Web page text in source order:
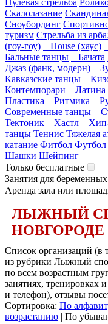
Пулевая стрельба
Скалолазание
Сноубординг
туризм Стрельба из
(гоу-гоу)
House (хаус)
Бальные танцы
Бачата
Джаз (фанк, модерн)
Кавказские танцы
Контемпорари
Латина
Пластика
Ритмика
Современные танцы
Тектоник
Хастл
танцы Теннис Тяжелая
катание Фитбол Футбол
Шашки Шейпинг
Только бесплатные
Занятия для беременных
Аренда зала или
ЛЫЖНЫЙ
НОВГОРОДЕ
Список организаций (в
из рубрики Лыжный
по всем возрастным
занятиях, тренировках
и телефон), отзывы
Сортировка: По
возрастанию | По